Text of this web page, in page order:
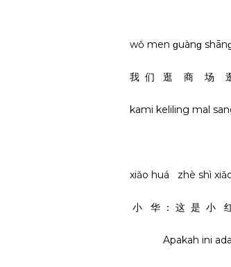
wǒ men ɡuànɡ
我 们 逛 商 场 逛
kami keliling mal
xiǎo huá zhè shì
小 华 ： 这 是 小
Apakah ini